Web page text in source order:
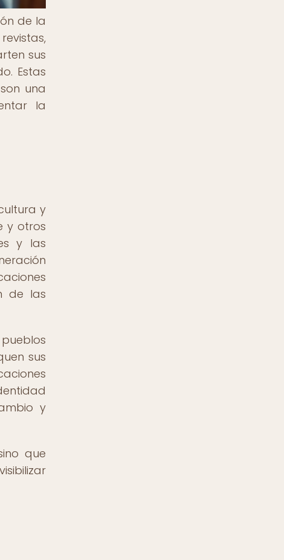
de la
sus
Estas
una
la
y
y otros
y las
de las
sus
y
que